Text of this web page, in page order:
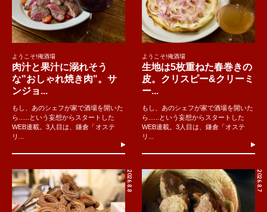
ようこそ!俺酒場
肉汁と果汁に溺れそう
な"おしゃれ焼き肉"。サ
ンジョ...
もし、あのシェフが家で酒場を開いた
ら......という妄想からスタートした
WEB連載。3人目は、鎌倉「オステ
リ...
ようこそ!俺酒場
生地は5枚重ねた春巻きの
皮。クリスピー&クリーミ
ー...
もし、あのシェフが家で酒場を開いた
ら......という妄想からスタートした
WEB連載。3人目は、鎌倉「オステ
リ...
2026.8.8 2026.8.7